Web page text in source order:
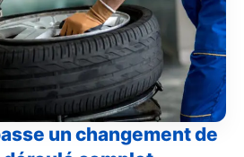
un changement de